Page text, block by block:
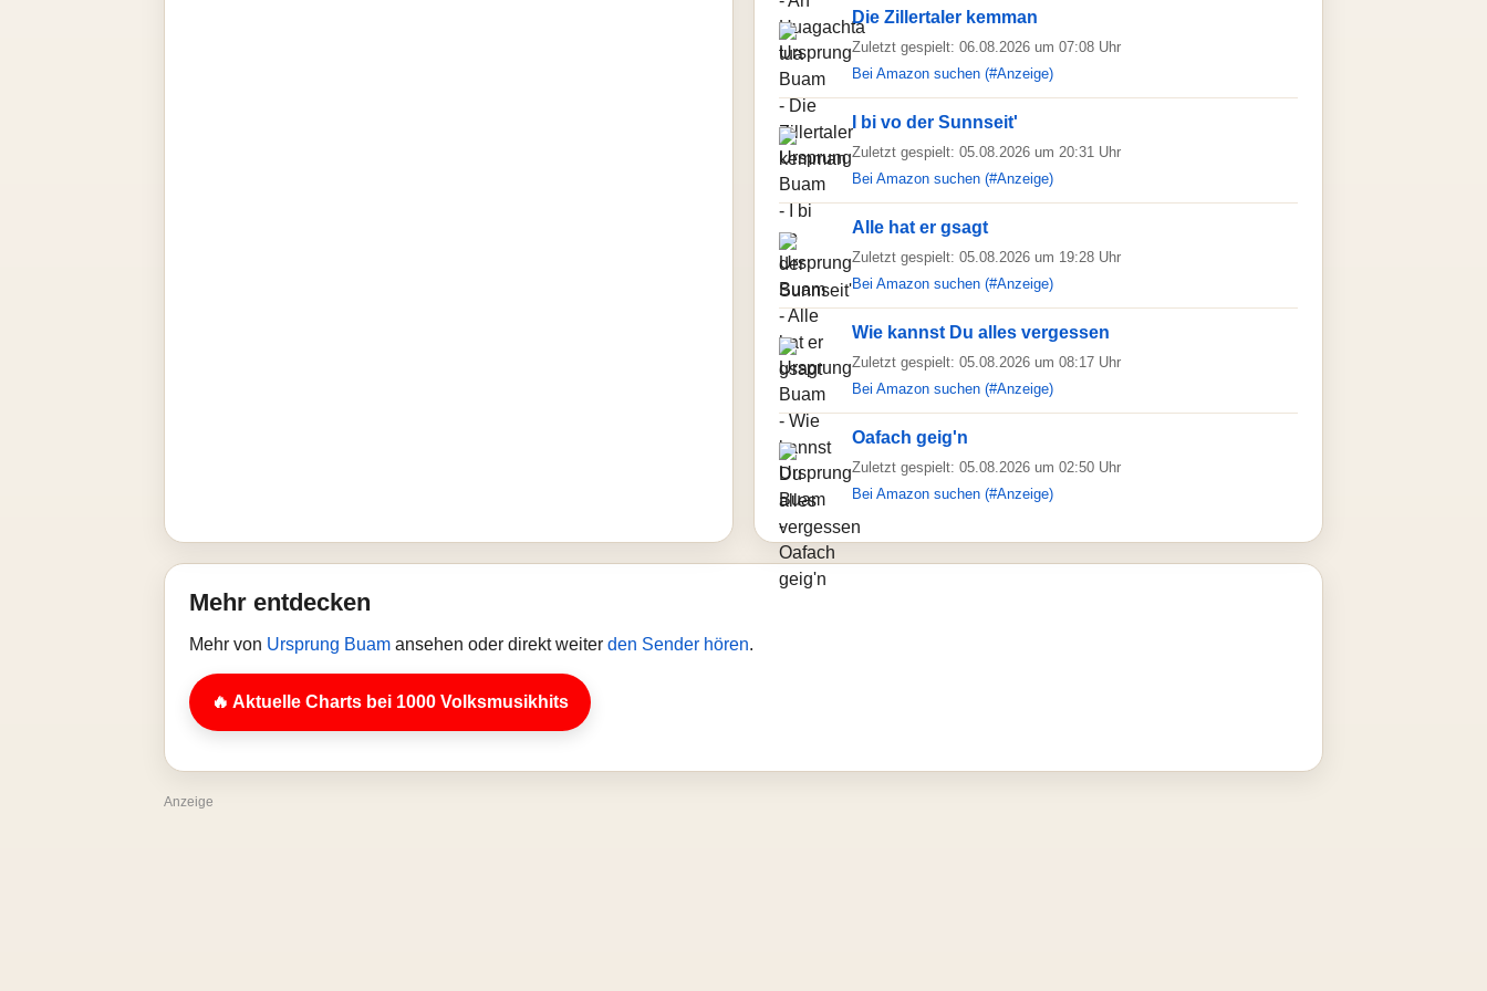
Die Zillertaler kemman
Zuletzt gespielt: 06.08.2026 um 07:08 Uhr
Bei Amazon suchen (#Anzeige)
I bi vo der Sunnseit'
Zuletzt gespielt: 05.08.2026 um 20:31 Uhr
Bei Amazon suchen (#Anzeige)
Alle hat er gsagt
Zuletzt gespielt: 05.08.2026 um 19:28 Uhr
Bei Amazon suchen (#Anzeige)
Wie kannst Du alles vergessen
Zuletzt gespielt: 05.08.2026 um 08:17 Uhr
Bei Amazon suchen (#Anzeige)
Oafach geig'n
Zuletzt gespielt: 05.08.2026 um 02:50 Uhr
Bei Amazon suchen (#Anzeige)
Mehr entdecken
Mehr von Ursprung Buam ansehen oder direkt weiter den Sender hören.
🔥 Aktuelle Charts bei 1000 Volksmusikhits
Anzeige